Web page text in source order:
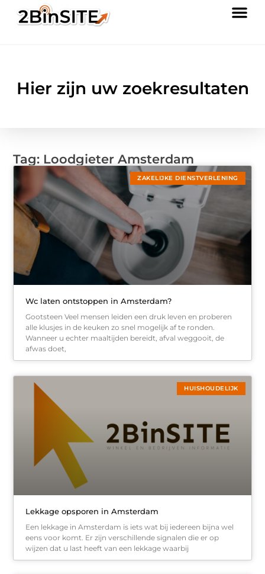
Hier zijn uw zoekresultaten
Tag: Loodgieter Amsterdam
ZAKELIJKE DIENSTVERLENING
Wc laten ontstoppen in Amsterdam?
Gootsteen Veel mensen leiden een druk leven en proberen
alle klusjes in de keuken zo snel mogelijk af te ronden.
Wanneer u echter maaltijden bereidt, afval weggooit, de
afwas doet,
HUISHOUDELIJK
Lekkage opsporen in Amsterdam
Een lekkage in Amsterdam is iets wat bij iedereen bijna wel
eens voor komt. Er zijn verschillende signalen die er op
wijzen dat u last heeft van een lekkage waarbij